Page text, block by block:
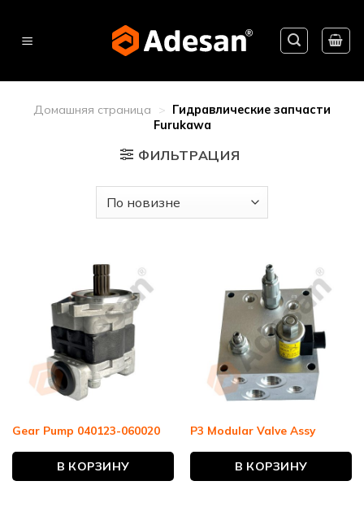
content
Домашняя страница > Гидравлические запчасти
Furukawa
ФИЛЬТРАЦИЯ
Gear Pump 040123-060020
В КОРЗИНУ
P3 Modular Valve Assy
В КОРЗИНУ